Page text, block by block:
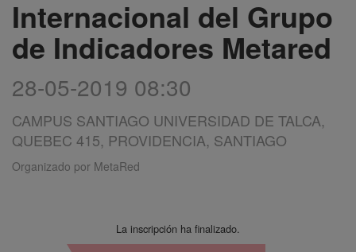
Internacional del Grupo
de Indicadores Metared
28-05-2019 08:30
CAMPUS SANTIAGO UNIVERSIDAD DE TALCA,
QUEBEC 415, PROVIDENCIA, SANTIAGO
Organizado por MetaRed
La inscripción ha finalizado.